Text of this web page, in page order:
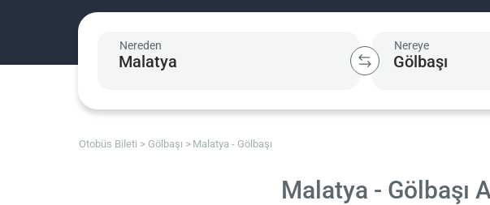
Nereden Nereye
Otobüs Bileti Gölbaşı Malatya - Gölbaşı
Malatya - Gölbaşı